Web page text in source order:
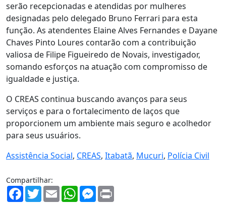
serão recepcionadas e atendidas por mulheres
designadas pelo delegado Bruno Ferrari para esta
função. As atendentes Elaine Alves Fernandes e Dayane
Chaves Pinto Loures contarão com a contribuição
valiosa de Filipe Figueiredo de Novais, investigador,
somando esforços na atuação com compromisso de
igualdade e justiça.
O CREAS continua buscando avanços para seus
serviços e para o fortalecimento de laços que
proporcionem um ambiente mais seguro e acolhedor
para seus usuários.
Assistência Social, CREAS, Itabatã, Mucuri, Polícia Civil
Compartilhar:
Facebook
TwitterEmailWhatsAppMessenger